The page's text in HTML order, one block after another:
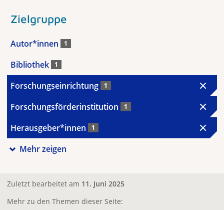
Zielgruppe
Autor*innen 1
Bibliothek 1
Forschungseinrichtung 1
Forschungsförderinstitution 1
Herausgeber*innen 1
Mehr zeigen
Zuletzt bearbeitet am 11. Juni 2025
Mehr zu den Themen dieser Seite: